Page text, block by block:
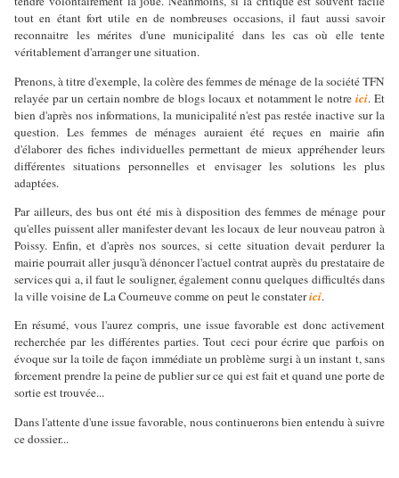
tout en étant fort utile en de nombreuses occasions, il faut aussi savoir
reconnaitre les mérites d'une municipalité dans les cas où elle tente
véritablement d'arranger une situation.
Prenons, à titre d'exemple, la colère des femmes de ménage de la société TFN
relayée par un certain nombre de blogs locaux et notamment le notreici. Et
bien d'après nos informations, la municipalité n'est pas restée inactive sur la
question. Les femmes de ménages auraient été reçues en mairie afin
d'élaborer des fiches individuelles permettant de mieux appréhender leurs
différentes situations personnelles et envisager les solutions les plus
adaptées.
Par ailleurs, des bus ont été mis à disposition des femmes de ménage pour
qu'elles puissent aller manifester devant les locaux de leur nouveau patron à
Poissy. Enfin, et d'après nos sources, si cette situation devait perdurer la
mairie pourrait aller jusqu'à dénoncer l'actuel contrat auprès du prestataire de
services qui a, il faut le souligner, également connu quelques difficultés dans
la ville voisine de La Courneuve comme on peut le constaterici.
En résumé, vous l'aurez compris, une issue favorable est donc activement
recherchée par les différentes parties. Tout ceci pour écrire que parfois on
évoque sur la toile de façon immédiate un problème surgi à un instant t, sans
forcement prendre la peine de publier sur ce qui est fait et quand une porte de
sortie est trouvée...
Dans l'attente d'une issue favorable, nous continuerons bien entendu à suivre
ce dossier...